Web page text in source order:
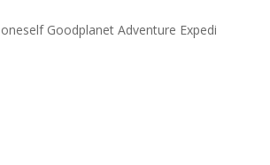
Goodplanet Adventure Expedi